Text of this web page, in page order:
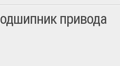
привода